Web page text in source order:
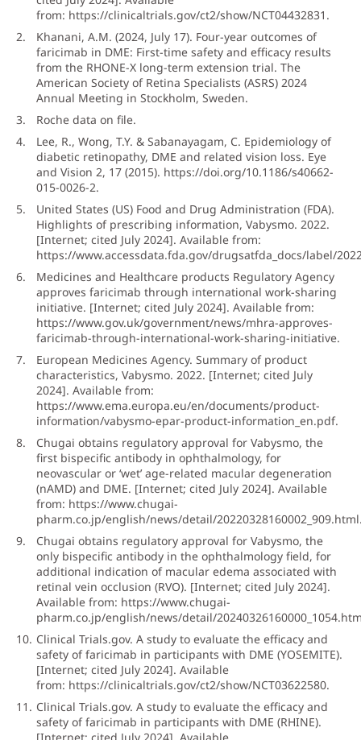
from: https://clinicaltrials.gov/ct2/show/NCT04432831 .
Khanani, A.M. (2024, July 17). Four-year outcomes of
faricimab in DME: First-time safety and efficacy results
from the RHONE-X long-term extension trial. The
American Society of Retina Specialists (ASRS) 2024
Annual Meeting in Stockholm, Sweden.
Roche data on file.
Lee, R., Wong, T.Y. & Sabanayagam, C. Epidemiology of
diabetic retinopathy, DME and related vision loss. Eye
and Vision 2, 17 (2015). https://doi.org/10.1186/s40662-
015-0026-2.
United States (US) Food and Drug Administration (FDA).
Highlights of prescribing information, Vabysmo. 2022.
[Internet; cited July 2024]. Available from:
https://www.accessdata.fda.gov/drugsatfda_docs/label/
Medicines and Healthcare products Regulatory Agency
approves faricimab through international work-sharing
initiative. [Internet; cited July 2024]. Available from:
https://www.gov.uk/government/news/mhra-approves-
faricimab-through-international-work-sharing-initiative.
European Medicines Agency. Summary of product
characteristics, Vabysmo. 2022. [Internet; cited July
2024]. Available from:
https://www.ema.europa.eu/en/documents/product-
information/vabysmo-epar-product-information_en.pdf.
Chugai obtains regulatory approval for Vabysmo, the
first bispecific antibody in ophthalmology, for
neovascular or ‘wet’ age-related macular degeneration
(nAMD) and DME. [Internet; cited July 2024]. Available
from: https://www.chugai-
pharm.co.jp/english/news/detail/20220328160002_909.html
Chugai obtains regulatory approval for Vabysmo, the
only bispecific antibody in the ophthalmology field, for
additional indication of macular edema associated with
retinal vein occlusion (RVO). [Internet; cited July 2024].
Available from: https://www.chugai-
pharm.co.jp/english/news/detail/
Clinical Trials.gov. A study to evaluate the efficacy and
safety of faricimab in participants with DME (YOSEMITE).
[Internet; cited July 2024]. Available
from: https://clinicaltrials.gov/ct2/show/NCT03622580.
Clinical Trials.gov. A study to evaluate the efficacy and
safety of faricimab in participants with DME (RHINE).